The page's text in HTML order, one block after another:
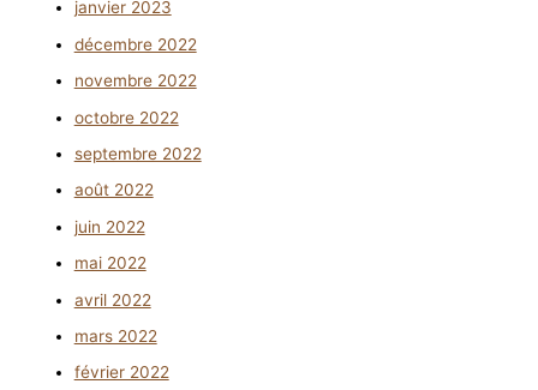
janvier 2023
décembre 2022
novembre 2022
octobre 2022
septembre 2022
août 2022
juin 2022
mai 2022
avril 2022
mars 2022
février 2022